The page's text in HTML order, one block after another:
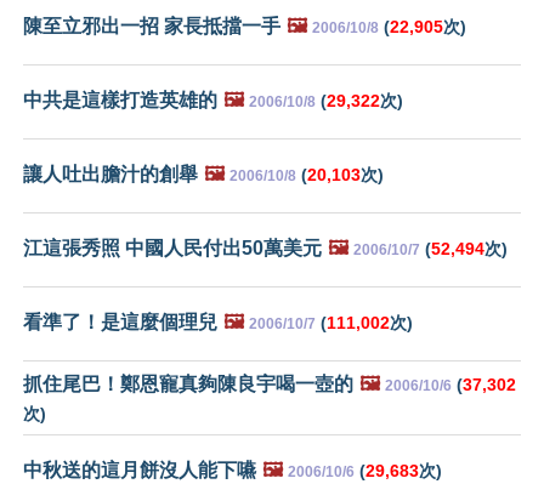
陳至立邪出一招 家長抵擋一手 🖼️ 2006/10/8 (22,905次)
中共是這樣打造英雄的 🖼️ 2006/10/8 (29,322次)
讓人吐出膽汁的創舉 🖼️ 2006/10/8 (20,103次)
江這張秀照 中國人民付出50萬美元 🖼️ 2006/10/7 (52,494次)
看準了！是這麼個理兒 🖼️ 2006/10/7 (111,002次)
抓住尾巴！鄭恩寵真夠陳良宇喝一壺的 🖼️ 2006/10/6 (37,302
次)
中秋送的這月餅沒人能下嚥 🖼️ 2006/10/6 (29,683次)